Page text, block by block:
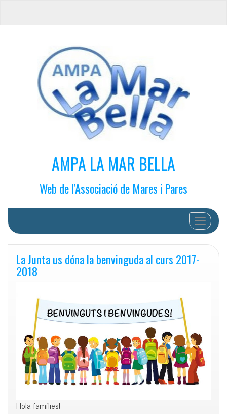
AMPA LA MAR BELLA
Web de l'Associació de Mares i Pares
Cambiar
La Junta us dóna la benvinguda al curs 2017-
2018
Hola famílies!